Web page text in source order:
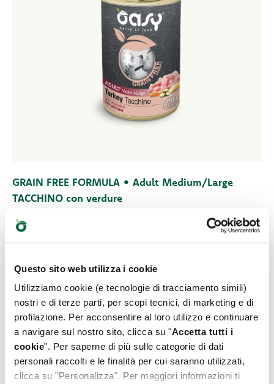
Questo sito web utilizza i cookie
Utilizziamo cookie (e tecnologie di tracciamento simili)
nostri e di terze parti, per scopi tecnici, di marketing e di
profilazione. Per acconsentire al loro utilizzo e continuare
a navigare sul nostro sito, clicca su "Accetta tutti i
cookie". Per saperne di più sulle categorie di dati
personali raccolti e le finalità per cui saranno utilizzati,
clicca su "Personalizza". Per maggiori informazioni ti
GRAIN FREE FORMULA • Adult Medium/Large
TACCHINO con verdure
Tocchetti di carne. Alimento complementare per cani
adulti. Prodotto senza cereali